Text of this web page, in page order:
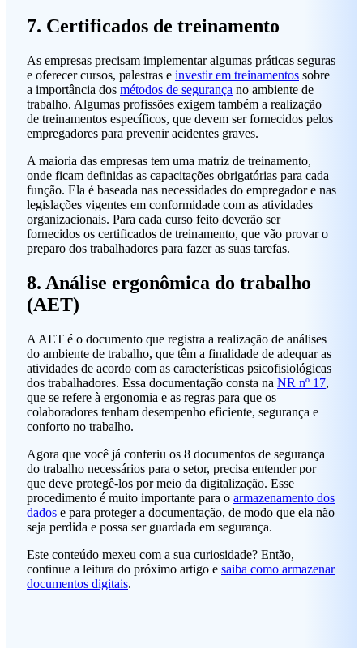
7. Certificados de treinamento
As empresas precisam implementar algumas práticas seguras
e oferecer cursos, palestras e investir em treinamentos sobre
a importância dos métodos de segurança no ambiente de
trabalho. Algumas profissões exigem também a realização
de treinamentos específicos, que devem ser fornecidos pelos
empregadores para prevenir acidentes graves.
A maioria das empresas tem uma matriz de treinamento,
onde ficam definidas as capacitações obrigatórias para cada
função. Ela é baseada nas necessidades do empregador e nas
legislações vigentes em conformidade com as atividades
organizacionais. Para cada curso feito deverão ser
fornecidos os certificados de treinamento, que vão provar o
preparo dos trabalhadores para fazer as suas tarefas.
8. Análise ergonômica do trabalho
(AET)
A AET é o documento que registra a realização de análises
do ambiente de trabalho, que têm a finalidade de adequar as
atividades de acordo com as características psicofisiológicas
dos trabalhadores. Essa documentação consta na NR nº 17,
que se refere à ergonomia e as regras para que os
colaboradores tenham desempenho eficiente, segurança e
conforto no trabalho.
Agora que você já conferiu os 8 documentos de segurança
do trabalho necessários para o setor, precisa entender por
que deve protegê-los por meio da digitalização. Esse
procedimento é muito importante para o armazenamento dos
dados e para proteger a documentação, de modo que ela não
seja perdida e possa ser guardada em segurança.
Este conteúdo mexeu com a sua curiosidade? Então,
continue a leitura do próximo artigo e saiba como armazenar
documentos digitais.